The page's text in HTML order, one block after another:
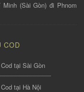
(Sài Gòn) đi Phnom
COD
tại Sài Gòn
tại Hà Nội